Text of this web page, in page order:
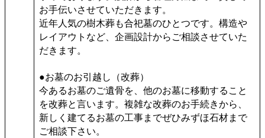
お手伝いさせていただきます。
近年人気の樹木葬も合祀墓のひとつです。構造や
レイアウトなど、企画設計からご相談させていた
だきます。
●お墓のお引越し（改葬）
今あるお墓のご遺骨を、他のお墓に移動すること
を改葬と言います。複雑な改葬のお手続きから、
新しく建てるお墓の工事までぜひみずほ石材まで
ご相談下さい。